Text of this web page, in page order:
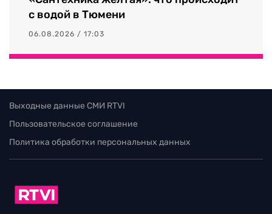
с водой в Тюмени
06.08.2026 / 17:03
Выходные данные СМИ RTVI
Пользовательское соглашение
Политика обработки персональных данных